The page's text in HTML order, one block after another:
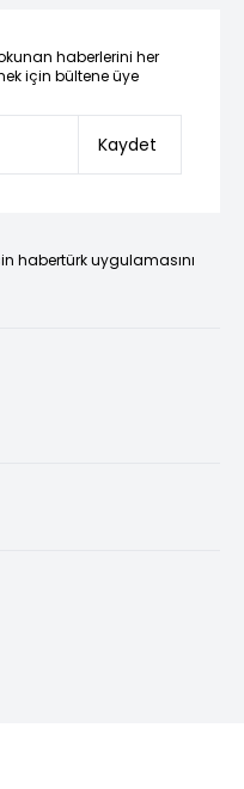
haberlerini her
için bültene üye
Kaydet
habertürk uygulamasını